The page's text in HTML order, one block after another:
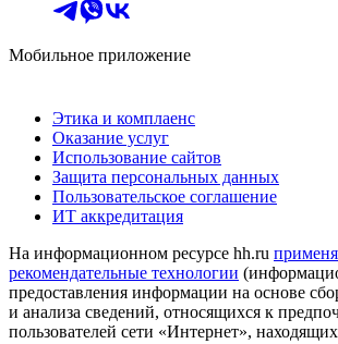
Мобильное приложение
Этика и комплаенс
Оказание услуг
Использование сайтов
Защита персональных данных
Пользовательское соглашение
ИТ аккредитация
На информационном ресурсе hh.ru
рекомендательные технологии
предоставления информации на основе
и анализа сведений, относящихся к
пользователей сети «Интернет»,